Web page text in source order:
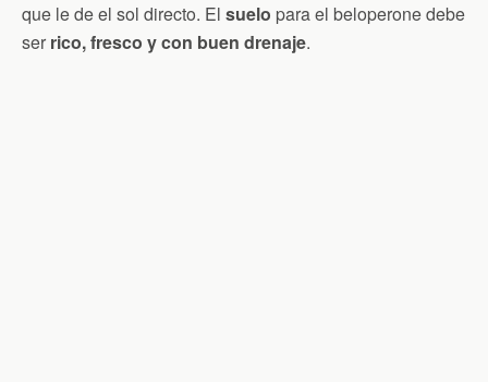
que le de el sol directo. El suelo para el beloperone debe
ser rico, fresco y con buen drenaje.